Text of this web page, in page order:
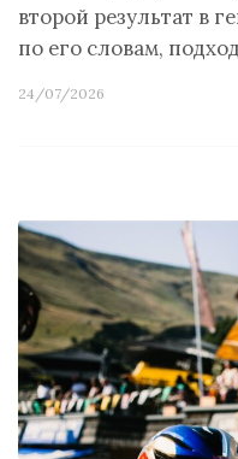
второй результат в
по его словам,
24/07/2026